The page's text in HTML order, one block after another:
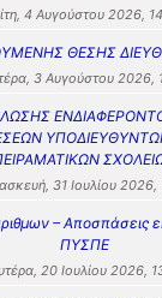
4 Αυγούστου 2026,
ΘΕΣΗΣ
3 Αυγούστου 2026,
31 Ιουλίου 2026,
– Αποσπάσεις
ΠΥΣΠΕ
20 Ιουλίου 2026,